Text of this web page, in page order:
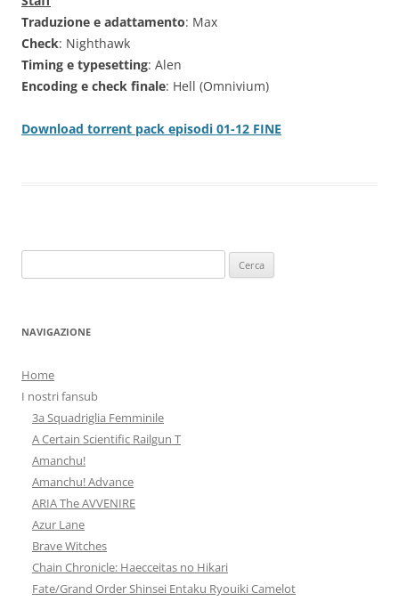
Traduzione e adattamento: Max
Check: Nighthawk
Timing e typesetting: Alen
Encoding e check finale: Hell (Omnivium)
Download torrent pack episodi 01-12 FINE
per:
NAVIGAZIONE
Home
I nostri fansub
3a Squadriglia Femminile
A Certain Scientific Railgun T
Amanchu!
Amanchu! Advance
ARIA The AVVENIRE
Azur Lane
Brave Witches
Chain Chronicle: Haecceitas no Hikari
Fate/Grand Order Shinsei Entaku Ryouiki Camelot